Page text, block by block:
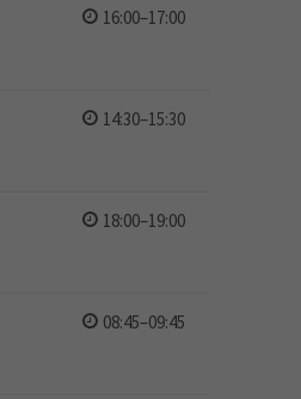
16:00–17:00
14:30–15:30
18:00–19:00
08:45–09:45